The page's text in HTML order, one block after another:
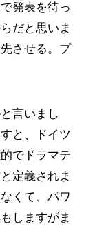
発表を待っ
だと思いま
させる。プ
言いまし
と、ドイツ
でドラマテ
定義されま
くて、パワ
しますがま